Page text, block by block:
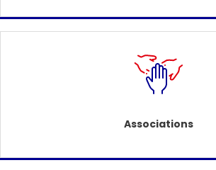
Associations